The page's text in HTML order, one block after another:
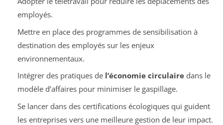
employés.
Mettre en place des programmes de sensibilisation à
destination des employés sur les enjeux
environnementaux.
Intégrer des pratiques de l’économie circulairedans le
modèle d’affaires pour minimiser le gaspillage.
Se lancer dans des certifications écologiques qui guident
les entreprises vers une meilleure gestion de leur impact.